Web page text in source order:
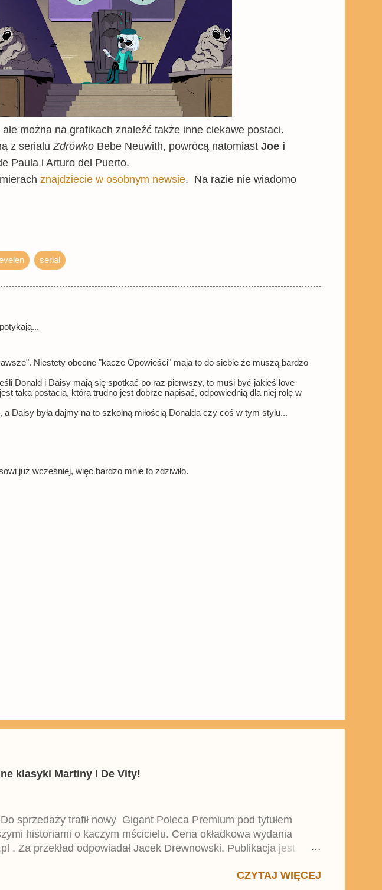
można na grafikach znaleźć także inne ciekawe postaci.
z serialu Zdrówko Bebe Neuwith, powrócą natomiast Joe i
Paula i Arturo del Puerto.
znajdziecie w osobnym newsie. Na razie nie wiadomo
serial
Niestety obecne "kacze Opowieści" maja to do siebie że muszą bardzo
Donald i Daisy mają się spotkać po raz pierwszy, to musi być jakieś love
taką postacią, którą trudno jest dobrze napisać, odpowiednią dla niej rolę w
Daisy była dajmy na to szkolną miłością Donalda czy coś w tym stylu...
już wcześniej, więc bardzo mnie to zdziwiło.
klasyki Martiny i De Vity!
sprzedaży trafił nowy Gigant Poleca Premium pod tytułem
historiami o kaczym mścicielu. Cena okładkowa wydania
. Za przekład odpowiadał Jacek Drewnowski. Publikacja jest
CZYTAJ WIĘCEJ